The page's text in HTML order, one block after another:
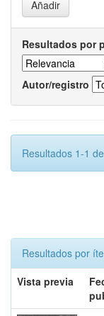
Resultados por
Autor/registro
Resultados 1-1
Resultados por
Vista previa